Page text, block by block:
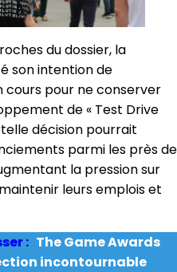
du dossier, la
son intention de
cours pour ne conserver
de « Test Drive
décision pourrait
parmi les près de
la pression sur
leurs emplois et
: The Game Awards
incontournable